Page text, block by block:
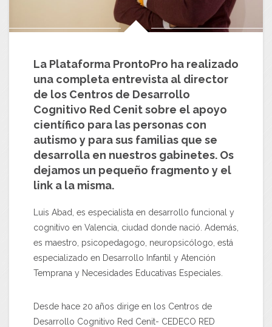
La Plataforma ProntoPro ha realizado
una completa entrevista al director
de los Centros de Desarrollo
Cognitivo Red Cenit sobre el apoyo
científico para las personas con
autismo y para sus familias que se
desarrolla en nuestros gabinetes. Os
dejamos un pequeño fragmento y el
link a la misma.
Luis Abad, es especialista en desarrollo funcional y
cognitivo en Valencia, ciudad donde nació. Además,
es maestro, psicopedagogo, neuropsicólogo, está
especializado en Desarrollo Infantil y Atención
Temprana y Necesidades Educativas Especiales.
Desde hace 20 años dirige en los Centros de
Desarrollo Cognitivo Red Cenit- CEDECO RED